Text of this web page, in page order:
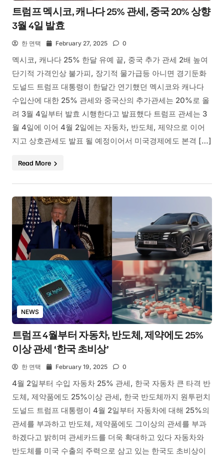
트럼프 멕시코, 캐나다 25% 관세, 중국 20% 상향
3월 4일 발효
한 면택 February 27, 2025 0
멕시코, 캐나다 25% 한달 유예 끝, 중국 추가 관세 2배 높여
단기적 가격인상 불가피, 장기적 물가급등 아니면 경기둔화
도널드 트럼프 대통령이 한달간 연기했던 멕시코와 캐나다
수입산에 대한 25% 관세와 중국산의 추가관세는 20%로 올
려 3월 4일부터 발효 시행한다고 발표했다 트럼프 관세는 3
월 4일에 이어 4월 2일에는 자동차, 반도체, 제약으로 이어
지고 상호관세도 발표 될 예정이어서 미국경제에도 본격 […]
Read More
NEWS
트럼프 4월부터 자동차, 반도체, 제약에도 25%
이상 관세 ‘한국 초비상’
한 면택 February 19, 2025 0
4월 2일부터 수입 자동차 25% 관세, 한국 자동차 큰 타격 반
도체, 제약품에도 25%이상 관세, 한국 반도체까지 원투펀치
도널드 트럼프 대통령이 4월 2일부터 자동차에 대해 25%의
관세를 부과하고 반도체, 제약품에도 그이상의 관세를 부과
하겠다고 밝히며 관세카드를 더욱 확대하고 있다 자동차와
반도체를 미국 수출의 주력으로 삼고 있는 한국도 초비상이